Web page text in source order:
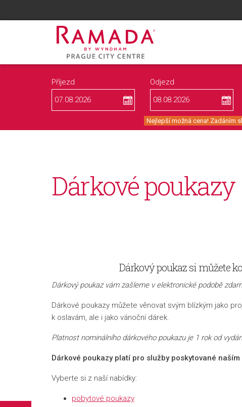
Příjezd Odjezd
Nejlepší možná cena! Zadáním
Dárkové poukazy
Dárkový poukaz si můžete
Dárkový poukaz vám zašleme v elektronické podobě
Dárkové poukazy můžete věnovat svým blízkým jako
k oslavám, ale i jako vánoční dárek.
Platnost nominálního dárkového poukazu je 1 rok od
Dárkové poukazy platí pro služby poskytované
Vyberte si z naší nabídky:
pobytové poukazy